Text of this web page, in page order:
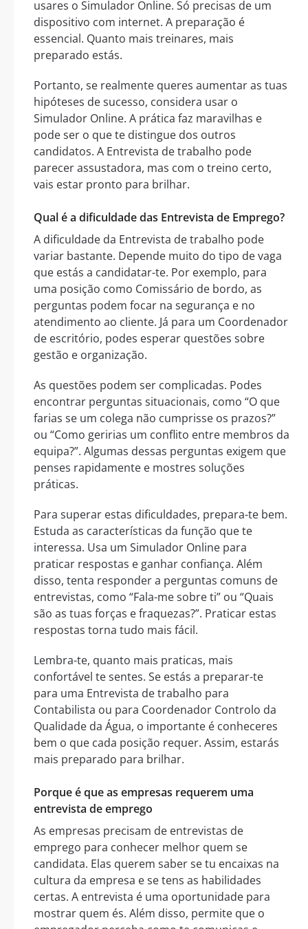
usares o Simulador Online. Só precisas de um
dispositivo com internet. A preparação é
essencial. Quanto mais treinares, mais
preparado estás.
Portanto, se realmente queres aumentar as tuas
hipóteses de sucesso, considera usar o
Simulador Online. A prática faz maravilhas e
pode ser o que te distingue dos outros
candidatos. A Entrevista de trabalho pode
parecer assustadora, mas com o treino certo,
vais estar pronto para brilhar.
Qual é a dificuldade das Entrevista de Emprego?
A dificuldade da Entrevista de trabalho pode
variar bastante. Depende muito do tipo de vaga
que estás a candidatar-te. Por exemplo, para
uma posição como Comissário de bordo, as
perguntas podem focar na segurança e no
atendimento ao cliente. Já para um Coordenador
de escritório, podes esperar questões sobre
gestão e organização.
As questões podem ser complicadas. Podes
encontrar perguntas situacionais, como “O que
farias se um colega não cumprisse os prazos?”
ou “Como geririas um conflito entre membros da
equipa?”. Algumas dessas perguntas exigem que
penses rapidamente e mostres soluções
práticas.
Para superar estas dificuldades, prepara-te bem.
Estuda as características da função que te
interessa. Usa um Simulador Online para
praticar respostas e ganhar confiança. Além
disso, tenta responder a perguntas comuns de
entrevistas, como “Fala-me sobre ti” ou “Quais
são as tuas forças e fraquezas?”. Praticar estas
respostas torna tudo mais fácil.
Lembra-te, quanto mais praticas, mais
confortável te sentes. Se estás a preparar-te
para uma Entrevista de trabalho para
Contabilista ou para Coordenador Controlo da
Qualidade da Água, o importante é conheceres
bem o que cada posição requer. Assim, estarás
mais preparado para brilhar.
Porque é que as empresas requerem uma
entrevista de emprego
As empresas precisam de entrevistas de
emprego para conhecer melhor quem se
candidata. Elas querem saber se tu encaixas na
cultura da empresa e se tens as habilidades
certas. A entrevista é uma oportunidade para
mostrar quem és. Além disso, permite que o